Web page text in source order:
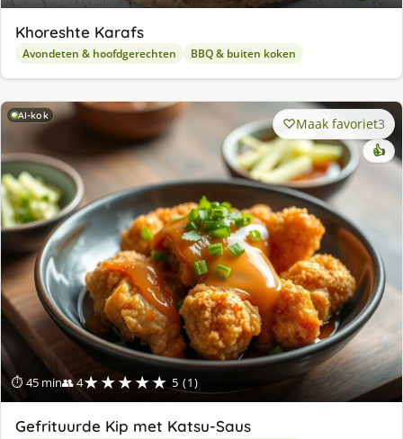
Khoreshte Karafs
Avondeten & hoofdgerechten BBQ & buiten koken
AI-kok
⏱ 45 min👥 4★★★★★ 5 (1)
Maak favoriet3
👍
Gefrituurde Kip met Katsu-Saus